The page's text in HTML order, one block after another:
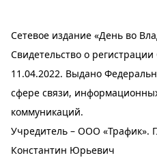
Сетевое издание «День во
Свидетельство о
11.04.2022. Выдано
сфере связи,
коммуникаций.
Учредитель – ООО «Трафик».
Константин Юрьевич